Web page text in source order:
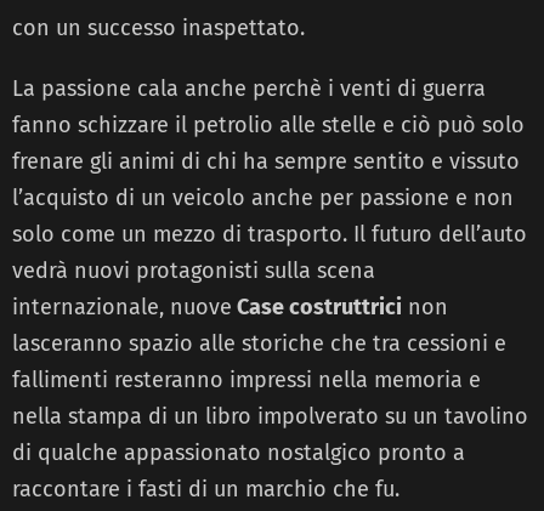
con un successo inaspettato.
La passione cala anche perchè i venti di guerra
fanno schizzare il petrolio alle stelle e ciò può solo
frenare gli animi di chi ha sempre sentito e vissuto
l’acquisto di un veicolo anche per passione e non
solo come un mezzo di trasporto. Il futuro dell’auto
vedrà nuovi protagonisti sulla scena
internazionale, nuove Case costruttrici non
lasceranno spazio alle storiche che tra cessioni e
fallimenti resteranno impressi nella memoria e
nella stampa di un libro impolverato su un tavolino
di qualche appassionato nostalgico pronto a
raccontare i fasti di un marchio che fu.